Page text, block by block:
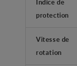
protection
Vitesse de
rotation